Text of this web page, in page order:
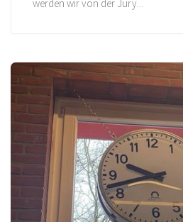
werden wir von der Jury...